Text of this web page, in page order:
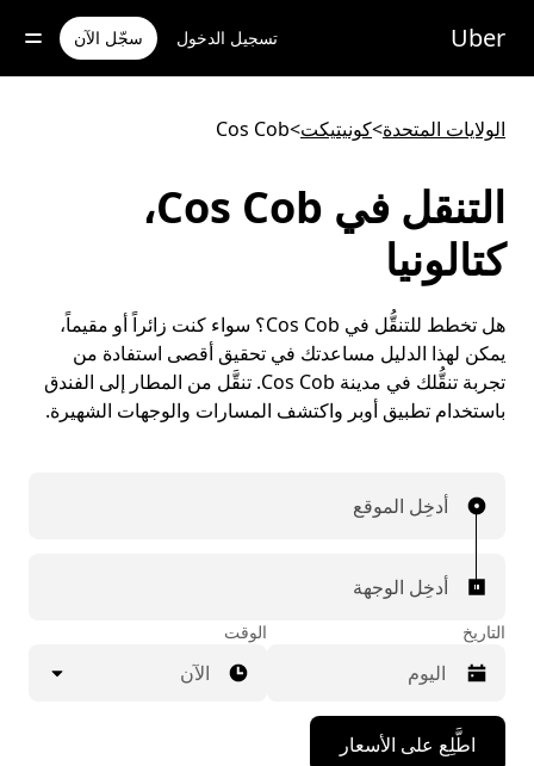
للوصول
المحتوى
Uber تسجيل الدخول سجّل الآن
الولايات المتحدة>كونيتيكت>
Cos Cob
التنقل في Cos Cob،
كتالونيا
هل تخطط للتنقُّل في Cos Cob؟ سواء كنت زائراً أو مقيماً،
يمكن لهذا الدليل مساعدتك في تحقيق أقصى استفادة من
تجربة تنقُّلك في مدينة Cos Cob. تنقَّل من المطار إلى الفندق
باستخدام تطبيق أوبر واكتشف المسارات والوجهات الشهيرة.
أدخِل الموقع
أدخِل الوجهة
التاريخ
اضغط
على
الوقت
الآن
اطَّلِع على الأسعار